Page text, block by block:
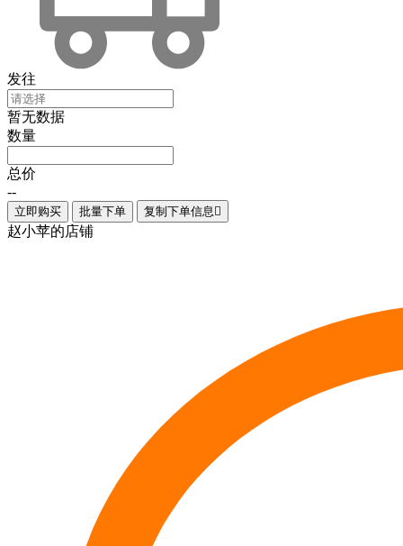
发往
暂无数据
数量
总价
--
立即购买 批量下单 复制下单信息 
赵小苹的店铺